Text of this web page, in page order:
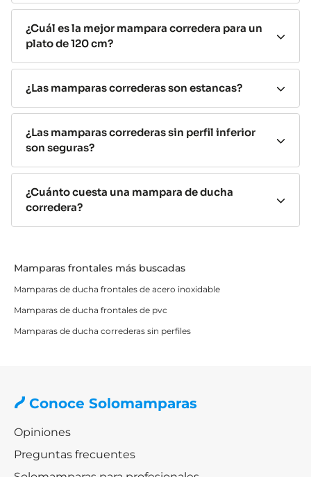
Máxima estanqueidad
Gracias a sus sistemas de cierre y perfiles de sellado, son
una de las
salpicaduras y mantener el baño seco.
Fácil limpieza
sistemas de liberación de puertasque facilitan la
limpieza de cristales y guías.
Amplia variedad de diseños
Existen mamparas correderas para todos los estilos de
baño:minimalistas, industriales, modernos, clásicos
Cristal templado de seguridad
Todos nuestros modelos están fabricados con
templado resistente a golpes,
temperatura y uso intensivo.
Mamparas de 1 hoja fija + 1 corredera
Las
una de lasopciones más vendidas por su equilibrio
¿Cuál es la mejor mampara corredera para un
plato de 120 cm?
¿Las mamparas correderas son estancas?
¿Las mamparas correderas sin perfil inferior
son seguras?
¿Cuánto cuesta una mampara de ducha
corredera?
Mamparas frontales más buscadas
Mamparas de ducha frontales de acero inoxidable
Mamparas de ducha frontales de pvc
Mamparas de ducha correderas sin perfiles​
Conoce Solomamparas
Opiniones
Preguntas frecuentes